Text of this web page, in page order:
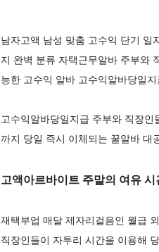
남자고액 남성 맞춤 고수익 단기 일
지 완벽 분류 자택근무알바 주부와
능한 고수익 알바 고수익알바당일
고수익알바당일지급 주부와 직장
까지 당일 즉시 이체되는 꿀알바 대
고액아르바이트 주말의 여유
재택부업 매달 제자리걸음인 월급
직장인들이 자투리 시간을 이용해